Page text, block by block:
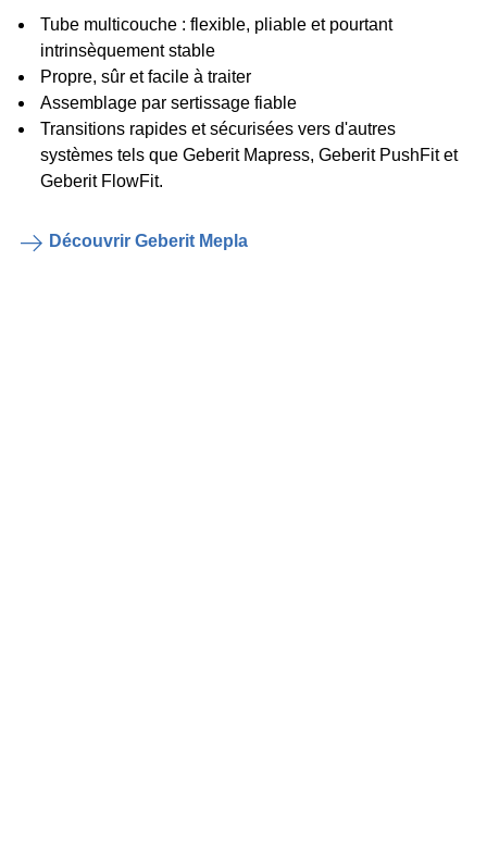
Tube multicouche : flexible, pliable et pourtant
intrinsèquement stable
Propre, sûr et facile à traiter
Assemblage par sertissage fiable
Transitions rapides et sécurisées vers d'autres
systèmes tels que Geberit Mapress, Geberit PushFit et
Geberit FlowFit.
Découvrir Geberit Mepla